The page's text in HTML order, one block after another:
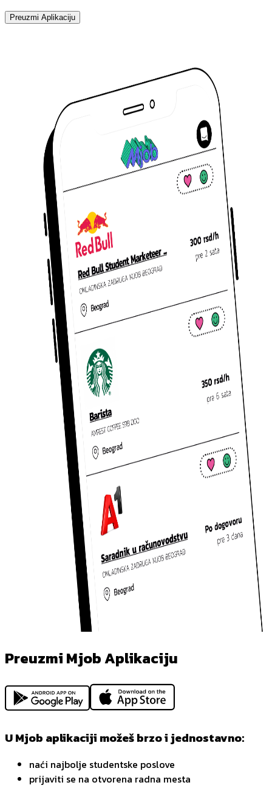
Preuzmi Aplikaciju
Preuzmi Mjob Aplikaciju
U Mjob aplikaciji možeš brzo i jednostavno:
naći najbolje studentske poslove
prijaviti se na otvorena radna mesta